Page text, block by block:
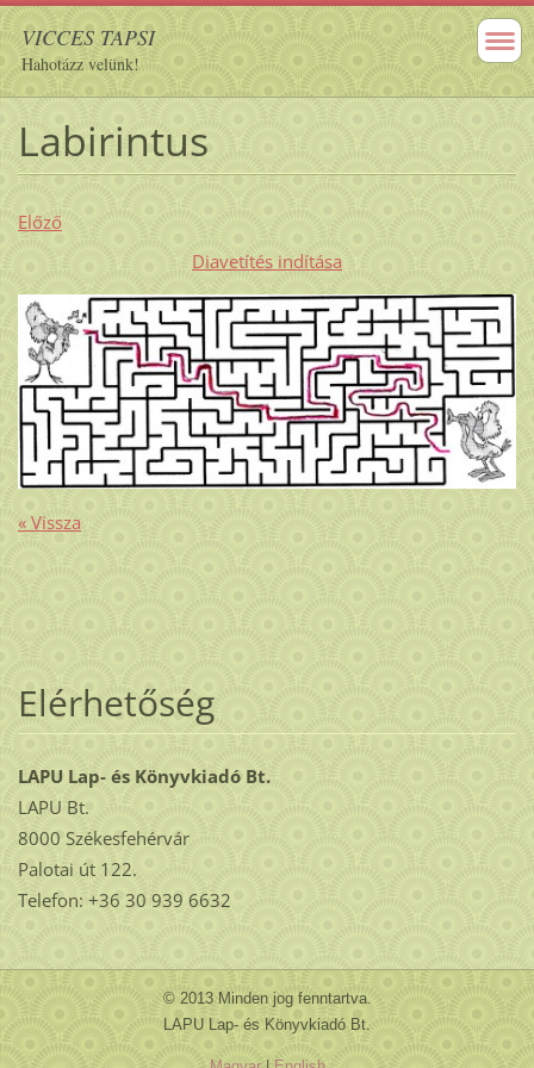
VICCES TAPSI
Hahotázz velünk!
Labirintus
Előző
Diavetítés indítása
« Vissza
Elérhetőség
LAPU Lap- és Könyvkiadó Bt.
LAPU Bt.
8000 Székesfehérvár
Palotai út 122.
Telefon: +36 30 939 6632
© 2013 Minden jog fenntartva.
LAPU Lap- és Könyvkiadó Bt.